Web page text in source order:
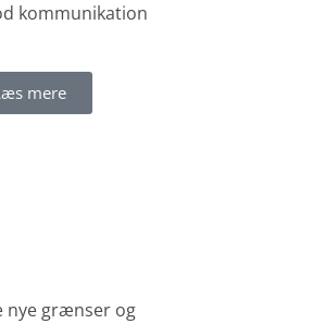
kommunikation
mere
nye grænser og